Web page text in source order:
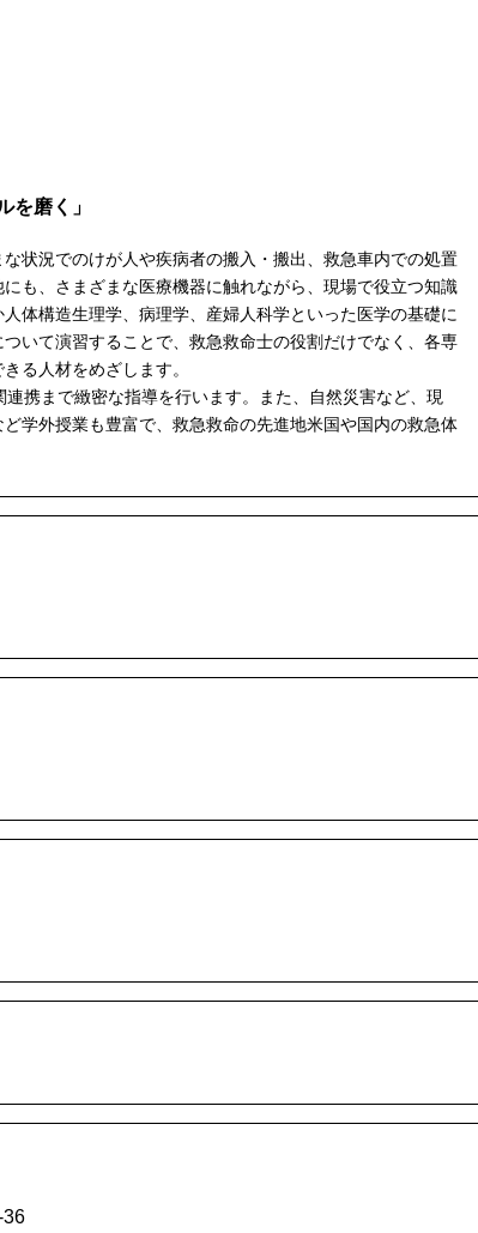
を磨く」
状況でのけが人や疾病者の搬入・搬出、救急車内での処置
も、さまざまな医療機器に触れながら、現場で役立つ知識
体構造生理学、病理学、産婦人科学といった医学の基礎に
いて演習することで、救急救命士の役割だけでなく、各専
る人材をめざします。
携まで緻密な指導を行います。また、自然災害など、現
学外授業も豊富で、救急救命の先進地米国や国内の救急体
36